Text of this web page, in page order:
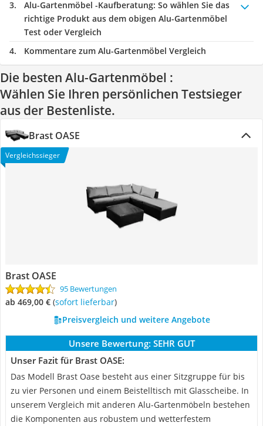
Alu-Gartenmöbel -Kaufberatung: So wählen Sie das
richtige Produkt aus dem obigen Alu-Gartenmöbel
Test oder Vergleich
Kommentare zum Alu-Gartenmöbel Vergleich
Die besten Alu-Gartenmöbel :
Wählen Sie Ihren persönlichen Testsieger
aus der Bestenliste.
Brast OASE
Vergleichssieger
Brast OASE
95 Bewertungen
ab 469,00 € ( Sofort lieferbar)
Preisvergleich und weitere Angebote
Unsere Bewertung: SEHR GUT
Unser Fazit für Brast OASE:
Das Modell Brast Oase besteht aus einer Sitzgruppe für bis
zu vier Personen und einem Beistelltisch mit Glasscheibe. In
unserem Vergleich mit anderen Alu-Gartenmöbeln bestehen
die Komponenten aus robustem und wetterfestem